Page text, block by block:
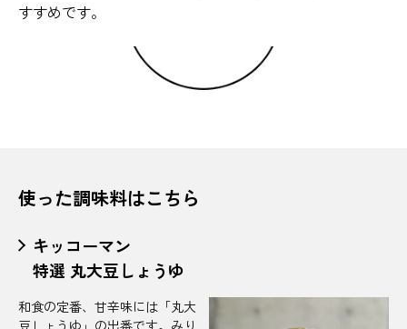
すすめです。
使った調味料はこちら
キッコーマン
特選 丸大豆しょうゆ
和食の定番、甘辛味には「丸大